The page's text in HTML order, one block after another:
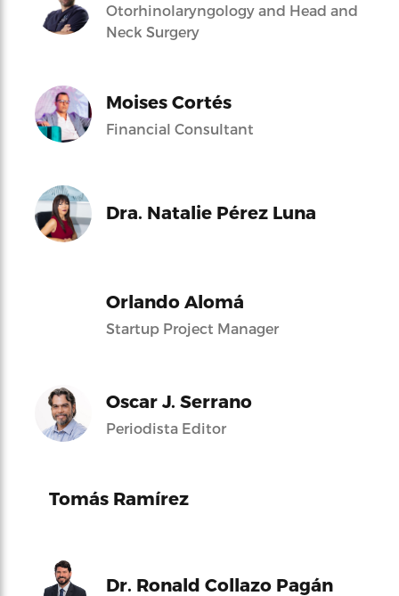
Otorhinolaryngology and Head and
Neck Surgery
Moises Cortés
Financial Consultant
Dra. Natalie Pérez Luna
Orlando Alomá
Startup Project Manager
Oscar J. Serrano
Periodista Editor
Tomás Ramírez
Dr. Ronald Collazo Pagán